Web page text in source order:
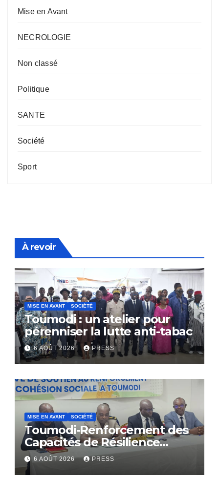
Mise en Avant
NECROLOGIE
Non classé
Politique
SANTE
Société
Sport
À revoir
MISE EN AVANT SOCIÉTÉ
Toumodi : un atelier pour
pérenniser la lutte anti-tabac
6 AOÛT 2026 PRESS
MISE EN AVANT SOCIÉTÉ
Toumodi-Renforcement des
Capacités de Résilience
Communautaire
6 AOÛT 2026 PRESS